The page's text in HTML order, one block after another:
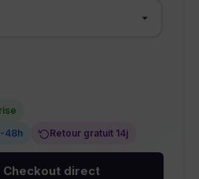
noir V-10718 - Axami
48h
Retour gratuit 14j
- Checkout direct